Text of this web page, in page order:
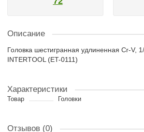
Описание
Головка шестигранная удлиненная Cr-V,
INTERTOOL (ET-0111)
Характеристики
Товар Головки
Отзывов (0)